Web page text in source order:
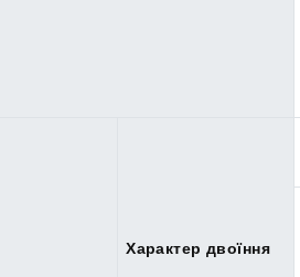
Характер двоїння